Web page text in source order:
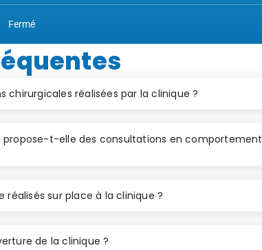
Fermé
chirurgicales réalisées par la clinique ?
propose-t-elle des consultations en comportement
sur place à la clinique ?
de la clinique ?